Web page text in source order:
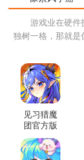
游戏业在硬件
独树一格，那就是
见习猎魔
团官方版